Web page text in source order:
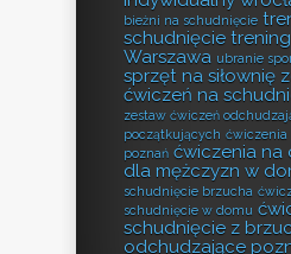
bieżni na schudnięcie
schudnięcie
Warszawa ubranie
sprzęt na siłownię
ćwiczeń na
zestaw ćwiczeń
początkujących ćwiczenia
poznań ćwiczenia na
dla mężczyzn w
schudnięcie brzucha
schudnięcie w domu
schudnięcie z
odchudzające